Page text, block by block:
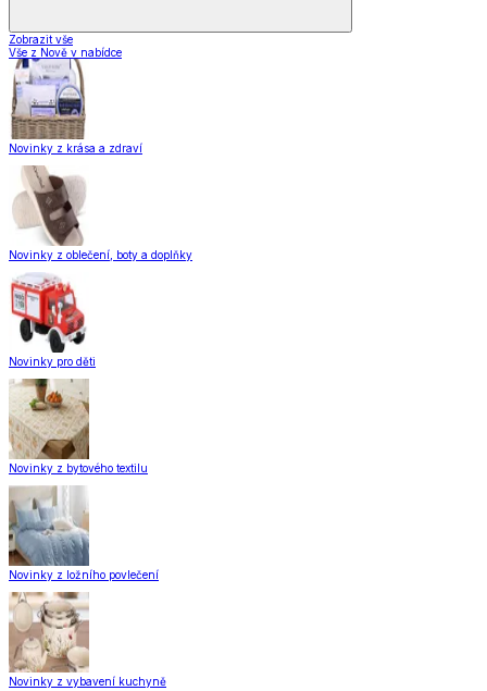
Zobrazit vše
Vše z Nově v nabídce
Novinky z krása a zdraví
Novinky z oblečení, boty a doplňky
Novinky pro děti
Novinky z bytového textilu
Novinky z ložního povlečení
Novinky z vybavení kuchyně